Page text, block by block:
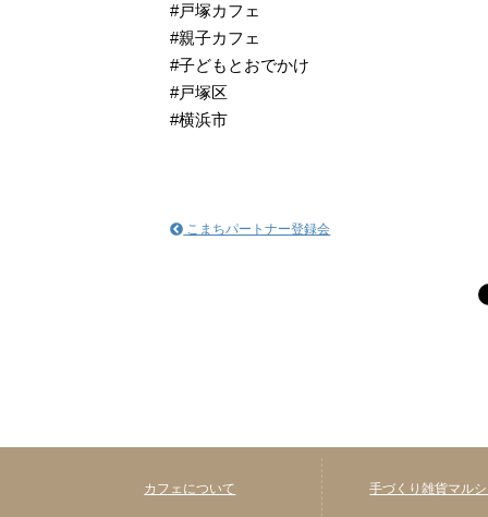
#戸塚カフェ
#親子カフェ
#子どもとおでかけ
#戸塚区
#横浜市
こまちパートナー登録会
カフェについて 手づくり雑貨マル